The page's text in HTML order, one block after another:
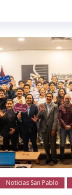
Noticias San Pablo